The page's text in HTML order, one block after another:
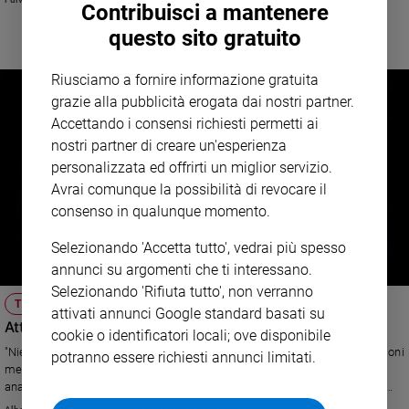
streaming
educazione
Genitori
e
figli
Nonni
Coppia
Scuola
TERRORISMO
Attenti agli jihadisti "della porta accanto"
"Niente a che fare con l'euro-terrorismo". Il sociologo ed esperto di questioni
mediorientali Khaled Fouad Allam, all'indomani dell'attentato in Canada,
analizza le novità del radicalismo islamico e tratteggia i seguaci europei
della nuova "Guerra Santa".
Contribuisci a mantenere
questo sito gratuito
Riusciamo a fornire informazione gratuita
grazie alla pubblicità erogata dai nostri partner.
Accettando i consensi richiesti permetti ai
nostri partner di creare un'esperienza
personalizzata ed offrirti un miglior servizio.
Avrai comunque la possibilità di revocare il
consenso in qualunque momento.
Selezionando 'Accetta tutto', vedrai più spesso
annunci su argomenti che ti interessano.
Selezionando 'Rifiuta tutto', non verranno
attivati annunci Google standard basati su
cookie o identificatori locali; ove disponibile
potranno essere richiesti annunci limitati.